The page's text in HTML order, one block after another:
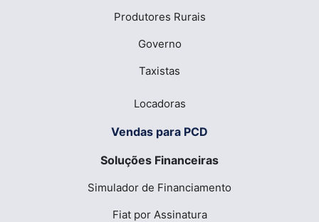
Produtores Rurais
Governo
Taxistas
Locadoras
Vendas para PCD
Soluções Financeiras
Simulador de Financiamento
Fiat por Assinatura